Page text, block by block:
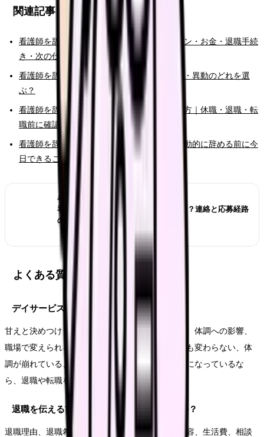
関連記事
看護師を辞めたい時の完全ガイド。限界サイン・お金・退職手続
き・次の仕事まで整理
看護師を辞めたい時の判断基準｜転職・休職・異動のどれを選
ぶ？
看護師を辞めたいけどお金が不安な時の考え方｜休職・退職・転
職前に確認すること
看護師を辞めたいと強く思った時の初動｜衝動的に辞める前に今
日できること
あわせて読みたい
看護師転職サイトは複数登録していい？連絡と応募経路
の管理方法
よくある質問
デイサービスを辞めたいのは甘えですか？
甘えと決めつける必要はありません。悩みの原因、体調への影響、
職場で変えられる余地を分けて見ます。相談しても変わらない、体
調が崩れている、次の職場で避けたい条件が明確になっているな
ら、退職や転職を考える十分な理由になります。
退職を伝える前に何を準備すればいいですか？
退職理由、退職希望日、有休残日数、引き継ぎ内容、生活費、相談